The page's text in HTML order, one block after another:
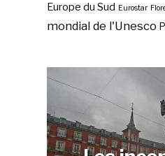
Europe du Sud Eurostar
mondial de l'Unesco